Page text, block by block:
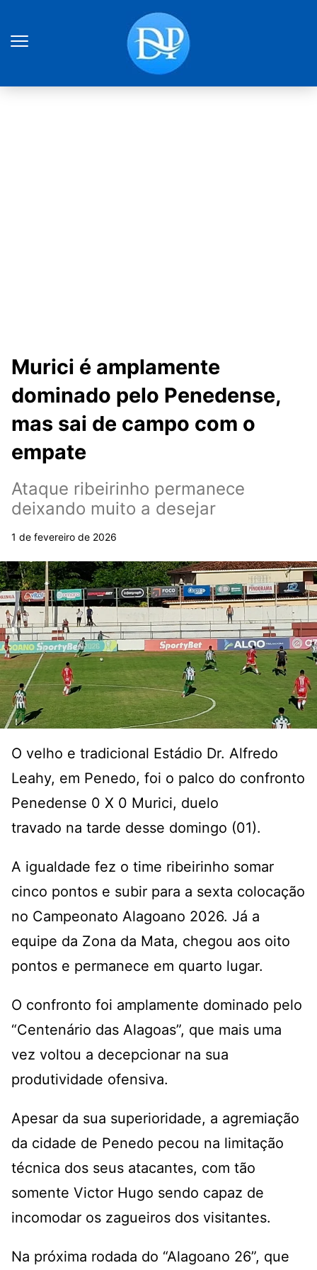
Murici é amplamente
dominado pelo Penedense,
mas sai de campo com o
empate
Ataque ribeirinho permanece
deixando muito a desejar
1 de fevereiro de 2026
O velho e tradicional Estádio Dr. Alfredo
Leahy, em Penedo, foi o palco do confronto
Penedense 0 X 0 Murici, duelo
travado na tarde desse domingo (01).
A igualdade fez o time ribeirinho somar
cinco pontos e subir para a sexta colocação
no Campeonato Alagoano 2026. Já a
equipe da Zona da Mata, chegou aos oito
pontos e permanece em quarto lugar.
O confronto foi amplamente dominado pelo
“Centenário das Alagoas”, que mais uma
vez voltou a decepcionar na sua
produtividade ofensiva.
Apesar da sua superioridade, a agremiação
da cidade de Penedo pecou na limitação
técnica dos seus atacantes, com tão
somente Victor Hugo sendo capaz de
incomodar os zagueiros dos visitantes.
Na próxima rodada do “Alagoano 26”, que